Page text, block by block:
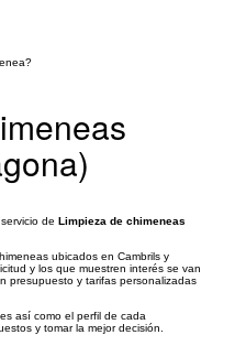
de Limpieza de chimeneas
ubicados en Cambrils y
y los que muestren interés se van
presupuesto y tarifas personalizadas
así como el perfil de cada
y tomar la mejor decisión.